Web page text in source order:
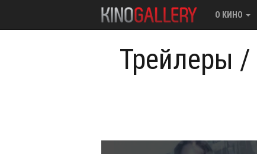
О КИНО
Трейлеры /